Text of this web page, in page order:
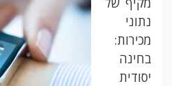
נתוני
מכירות:
בחינה
יסודית